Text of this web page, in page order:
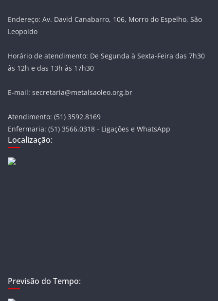
Endereço: Av. David Canabarro, 106, Morro do Espelho, São
Leopoldo
Horário de atendimento: De Segunda à Sexta-Feira das 7h30
às 12h e das 13h às 17h30
E-mail: secretaria@metalsaoleo.org.br
Atendimento: (51) 3592.8169
Enfermaria: (51) 3566.0318 - Ligações e WhatsApp
Localização:
Previsão do Tempo: